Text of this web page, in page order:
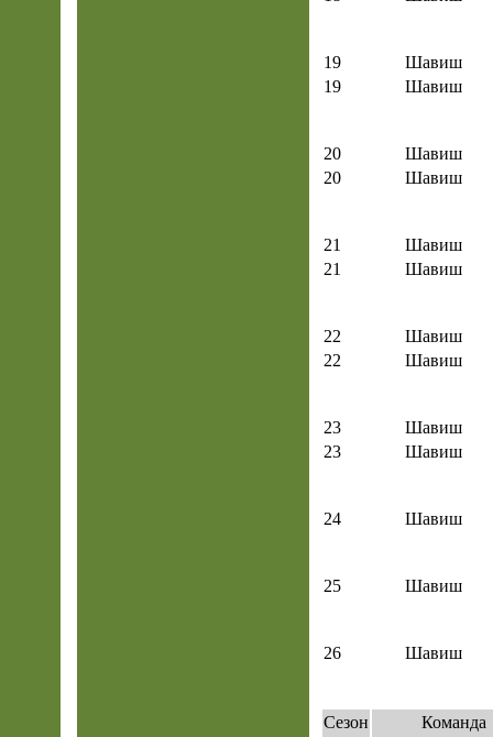
19
Шавиш
19
Шавиш
20
Шавиш
20
Шавиш
21
Шавиш
21
Шавиш
22
Шавиш
22
Шавиш
23
Шавиш
23
Шавиш
24 Шавиш
25 Шавиш
26 Шавиш
Сезон Команда